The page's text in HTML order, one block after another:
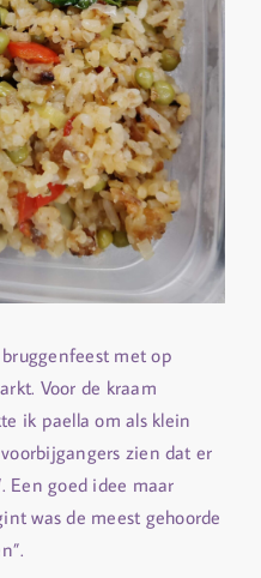
met op
Voor de kraam
ik paella om als klein
zien dat er
Een goed idee maar
was de meest gehoorde